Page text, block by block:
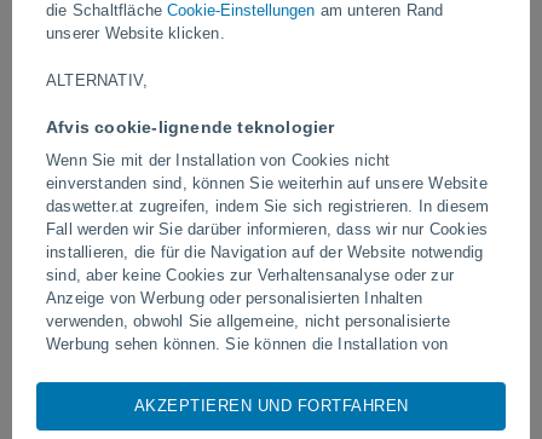
die SchaltflächeCookie-Einstellungen am unteren Rand
unserer Website klicken.
ALTERNATIV,
Afvis cookie-lignende teknologier
Wenn Sie mit der Installation von Cookies nicht
einverstanden sind, können Sie weiterhin auf unsere Website
daswetter.at zugreifen, indem Sie sich registrieren. In diesem
Fall werden wir Sie darüber informieren, dass wir nur Cookies
installieren, die für die Navigation auf der Website notwendig
sind, aber keine Cookies zur Verhaltensanalyse oder zur
Anzeige von Werbung oder personalisierten Inhalten
verwenden, obwohl Sie allgemeine, nicht personalisierte
Werbung sehen können. Sie können die Installation von
AKZEPTIEREN UND FORTFAHREN
Gestern
Tornados und extreme Regenfälle in
Pelotas, Brasilien
Blitzeinschlag auf einem
in Narathiwat, Thailand
Folgen Sie uns